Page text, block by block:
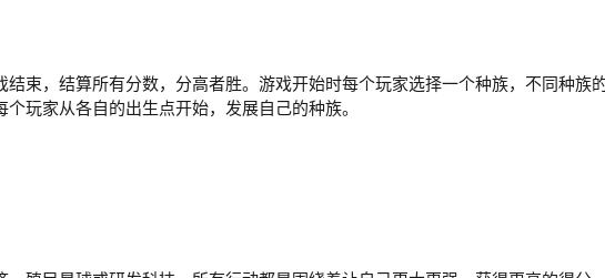
束，结算所有分数，分高者胜。游戏开始时每个玩家选择一个种族，不同种族
玩家从各自的出生点开始，发展自己的种族。